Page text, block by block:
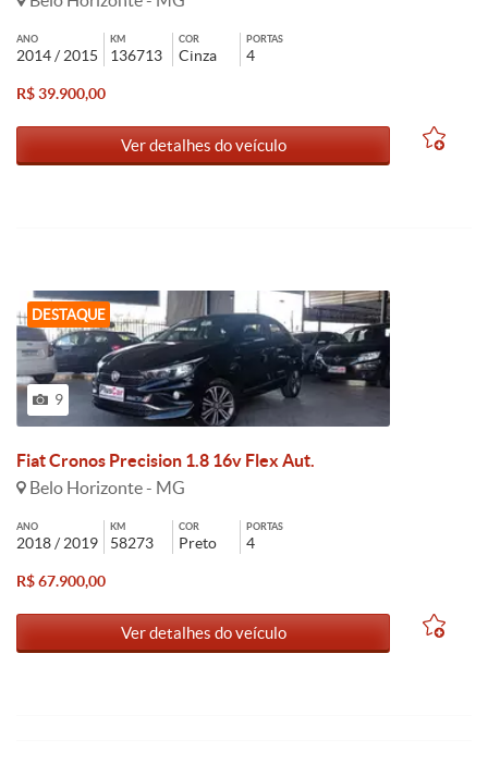
ANO
2014 / 2015
KM
136713
COR
Cinza
PORTAS
4
R$ 39.900,00
Ver detalhes do veículo
DESTAQUE
9
Fiat Cronos Precision 1.8 16v Flex Aut.
Belo Horizonte - MG
ANO
2018 / 2019
KM
58273
COR
Preto
PORTAS
4
R$ 67.900,00
Ver detalhes do veículo